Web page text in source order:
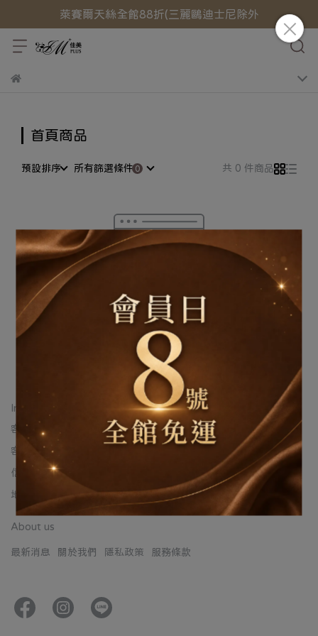
萊賽爾天絲全館88折(三麗鷗迪士尼除外
首頁商品
預設排序 所有篩選條件 共 0 件商品
很抱歉，無商品符合篩選條件
請重新輸入篩選
Informations
客服專線：06-2030035
客服時間：Mon.~Fri. 09:00-12:00 / 13:00-18:00
信箱：jmhome2004@gmail.com
地址：台南市永康區西勢路174巷9號
About us
最新消息 關於我們 隱私政策 服務條款